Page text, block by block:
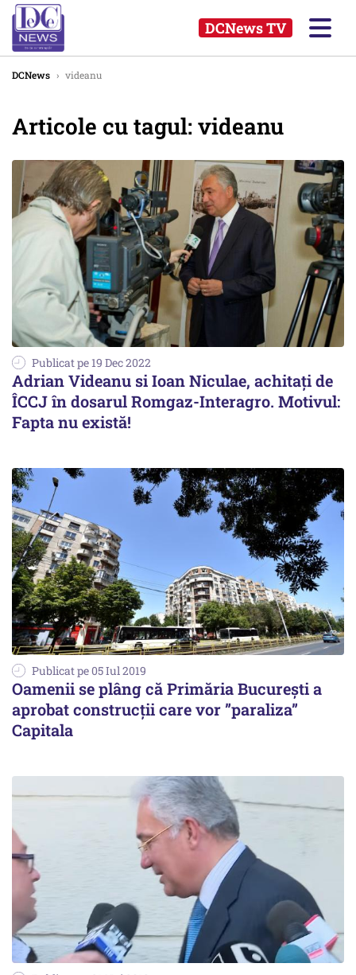
DCNews TV
DCNews › videanu
Articole cu tagul: videanu
Publicat pe 19 Dec 2022
Adrian Videanu si Ioan Niculae, achitați de
ÎCCJ în dosarul Romgaz-Interagro. Motivul:
Fapta nu există!
Publicat pe 05 Iul 2019
Oamenii se plâng că Primăria București a
aprobat construcții care vor ”paraliza”
Capitala